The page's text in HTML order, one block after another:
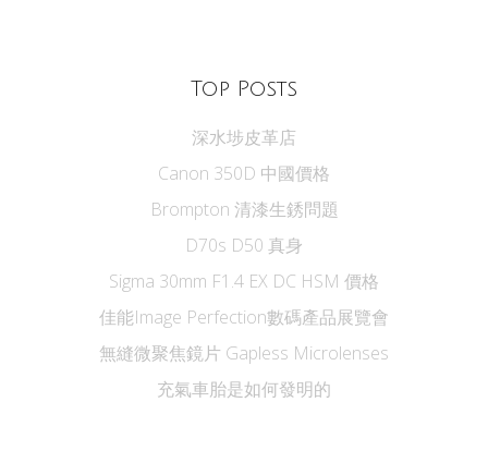
Top Posts
深水埗皮革店
Canon 350D 中國價格
Brompton 清漆生銹問題
D70s D50 真身
Sigma 30mm F1.4 EX DC HSM 價格
佳能Image Perfection數碼產品展覽會
無縫微聚焦鏡片 Gapless Microlenses
充氣車胎是如何發明的